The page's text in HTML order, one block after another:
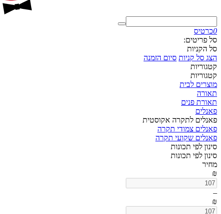
0כרטיס
סל פריטים:
סל הקניות
הצג סל קניות סיום הזמנה
קטגוריות
קטגוריות
מוצרים לבית
תאורה
תאורת פנים
פאנלים
פאנלים לתקרה אקוסטית
פאנלים צמודי תקרה
פאנלים שקועי תקרה
סינון לפי תכונות
סינון לפי תכונות
מחיר
₪
–
₪